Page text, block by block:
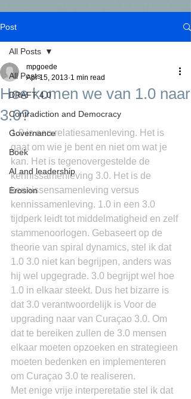
Post
All Posts
DRAFT 4.0
Contradiction and Democracy
Governance
Boek
AI and leadership
Erosion
All Posts
Hoe komen we van 1.0 naar
3.0?
mpgoede
Apr 15, 2013 1 min read
1.0 is een relatiesamenleving. Het is
gaat om wie je bent en niet om wat je
kan. Het is tegenovergestelde de
kennissamenleving 3.0. Het is de
kennissensamenleving versus
kennissamenleving. 1.0 in een 3.0
tijdperk leidt tot middelmatigheid en zelf
stammenoorlogen. Gebaseert op de
theorie van spiral dynamics, stel ik dat
1.0 3.0 niet kan begrijpen, anders was
hij wel upgegrade. 3.0 begrijpt wel hoe
1.0 in elkaar steekt. Dus het bizarre is
dat 3.0 verantwoordelijk is Voor de
upgrading naar van Curaçao 3.0. Om
dat te bereiken zullen de 3.0 mensen
elkaar moeten opzoeken en strategieen
moeten bedenken en implementeren
om Curaçao 3.0 te realiseren.
Met enige vrije interperetatie stel ik dat